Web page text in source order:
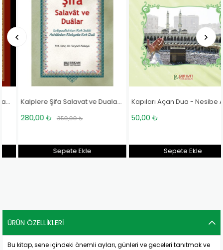
Kalplere Şifa Salavat ve Dualar - Doç. Dr. Veysel Akkaya
280,00 ₺ 350,00 ₺
Sepete Ekle
Kapıları Açan Dua - Nesibe Akkaya
50,00 ₺
Sepete Ekle
ÜRÜN ÖZELLIKLERI
Bu kitap, sene içindeki önemli ayları, günleri ve geceleri tanıtmak ve